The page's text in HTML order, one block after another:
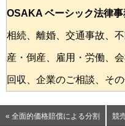
OSAKA ベーシック法律
相続、離婚、交通事故、
産・倒産、雇用・労働、
回収、企業のご相談、そ
« 全面的価格賠償による分割 競